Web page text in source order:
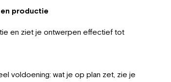
en productie
en ziet je ontwerpen effectief tot
voldoening: wat je op plan zet, zie je